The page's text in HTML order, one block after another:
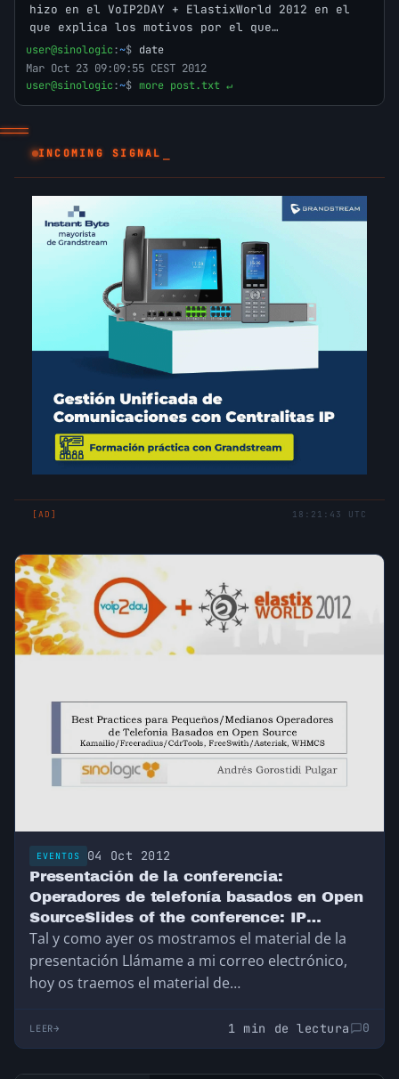
hizo en el VoIP2DAY + ElastixWorld 2012 en el
que explica los motivos por el que…
user@sinologic:~$ date
Mar Oct 23 09:09:55 CEST 2012
user@sinologic:~$ more post.txt ↵
INCOMING SIGNAL
[AD] 18:21:43 UTC
EVENTOS 04 Oct 2012
Presentación de la conferencia:
Operadores de telefonía basados en Open
SourceSlides of the conference: IP
operators Open Source based
Tal y como ayer os mostramos el material de la
presentación Llámame a mi correo electrónico,
hoy os traemos el material de…
LEER 1 min de lectura 0